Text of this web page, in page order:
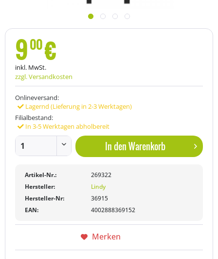
900€
inkl. MwSt.
zzgl. Versandkosten
Onlineversand:
Lagernd (Lieferung in 2-3 Werktagen)
Filialbestand:
In 3-5 Werktagen abholbereit
In denWarenkorb
Artikel-Nr.:
269322
Hersteller:
Lindy
Hersteller-Nr:
36915
EAN:
4002888369152
Merken